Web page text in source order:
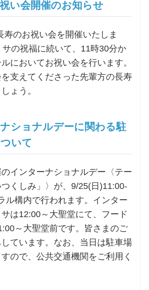
ス
い会開催のお知らせ
寿のお祝い会を開催いたしま
の祝福に続いて、11時30分か
においてお祝い会を行います。
支えてくださった先輩方の長寿
ょう。
ショナルデーに関わる駐
いて
インターナショナルデー〈テー
くしみ」〉が、9/25(日)11:00-
ル構内で行われます。インター
は12:00～大聖堂にて、フード
～大聖堂前です。皆さまのご
ています。なお、当日は駐車場
ので、公共交通機関をご利用く